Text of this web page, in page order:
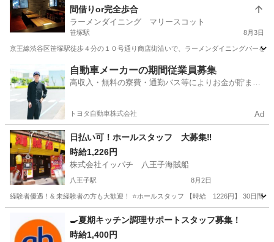
間借りor完全歩合
ラーメンダイニング マリースコット
笹塚駅 8月3日
京王線渋谷区笹塚駅徒歩４分の１０号通り商店街沿いで、ラーメンダイニングバーを
笹塚駅 レストラン スタッフ
自動車メーカーの期間従業員募集
高収入・無料の寮費・通勤バス等によりお金が貯まり
トヨタ自動車株式会社 Ad
日払い可！ホールスタッフ 大募集‼︎
時給1,226円
株式会社イッパチ 八王子海賊船
八王子駅 8月2日
経験者優遇！& 未経験者の方も大歓迎！ ⭐️ホールスタッフ 【時給 1226円】 30日間
八王子駅 居酒屋 スタッフ
🍳夏期キッチン調理サポートスタッフ募集！
時給1,400円